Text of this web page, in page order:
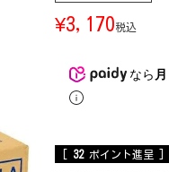
¥3,170税込
なら
32 ポイント進呈 ]